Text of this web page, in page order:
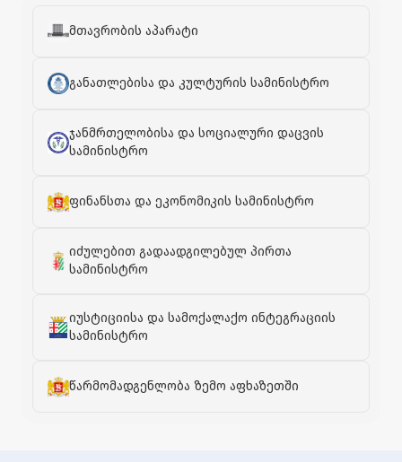
მთავრობის აპარატი
განათლებისა და კულტურის სამინისტრო
ჯანმრთელობისა და სოციალური დაცვის
სამინისტრო
ფინანსთა და ეკონომიკის სამინისტრო
იძულებით გადაადგილებულ პირთა
სამინისტრო
იუსტიციისა და სამოქალაქო ინტეგრაციის
სამინისტრო
წარმომადგენლობა ზემო აფხაზეთში